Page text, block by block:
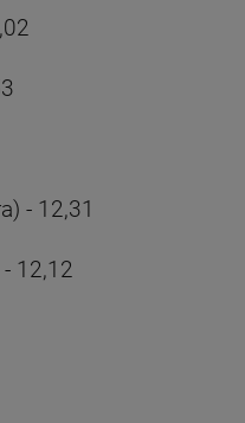
- 12,31
12,12